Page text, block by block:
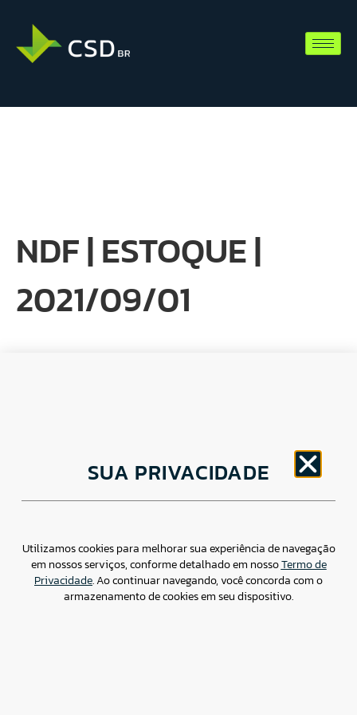
NDF | ESTOQUE |
2021/09/01
Av. Brigadeiro Faria Lima, 1779 – 5oAndar Jardim
Paulistano, São Paulo/ SP – CEP: 01452-914
Assessoria de imprensa: imprensa@csdbr.com
SUA PRIVACIDADE
Utilizamos cookies para melhorar sua experiência de navegação
em nossos serviços, conforme detalhado em nossoTermo de
Privacidade. Ao continuar navegando, você concorda com o
armazenamento de cookies em seu dispositivo.